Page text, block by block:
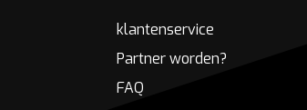
klantenservice
Partner worden?
FAQ